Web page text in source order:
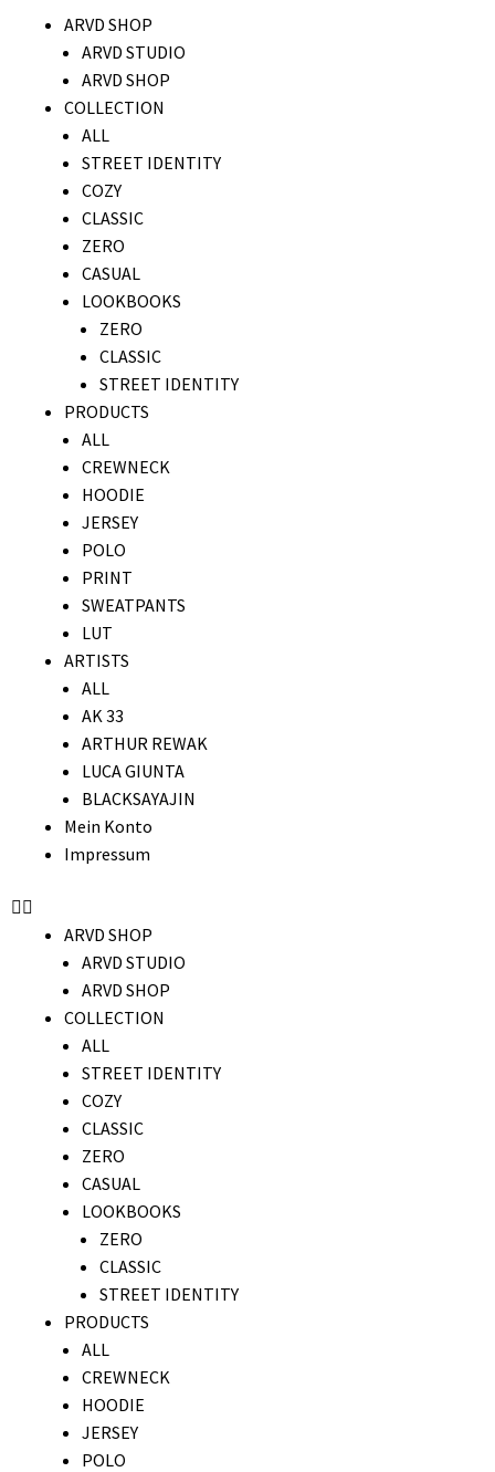
ARVD SHOP
ARVD STUDIO
ARVD SHOP
COLLECTION
ALL
STREET IDENTITY
COZY
CLASSIC
ZERO
CASUAL
LOOKBOOKS
ZERO
CLASSIC
STREET IDENTITY
PRODUCTS
ALL
CREWNECK
HOODIE
JERSEY
POLO
PRINT
SWEATPANTS
LUT
ARTISTS
ALL
AK 33
ARTHUR REWAK
LUCA GIUNTA
BLACKSAYAJIN
Mein Konto
Impressum
ARVD SHOP
ARVD STUDIO
ARVD SHOP
COLLECTION
ALL
STREET IDENTITY
COZY
CLASSIC
ZERO
CASUAL
LOOKBOOKS
ZERO
CLASSIC
STREET IDENTITY
PRODUCTS
ALL
CREWNECK
HOODIE
JERSEY
POLO